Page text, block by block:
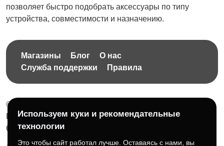
позволяет быстро подобрать аксессуары по типу
устройства, совместимости и назначению.
Магазины Блог
О нас
Служба поддержки
Правила
© 2026 Бесплатная доска объявлений без ограничений
НПД Краснорудская Анастасия Игоревна, ИНН:
614404606809
Используем куки и рекомендательные
технологии
Это чтобы сайт работал лучше. Оставаясь с нами, вы